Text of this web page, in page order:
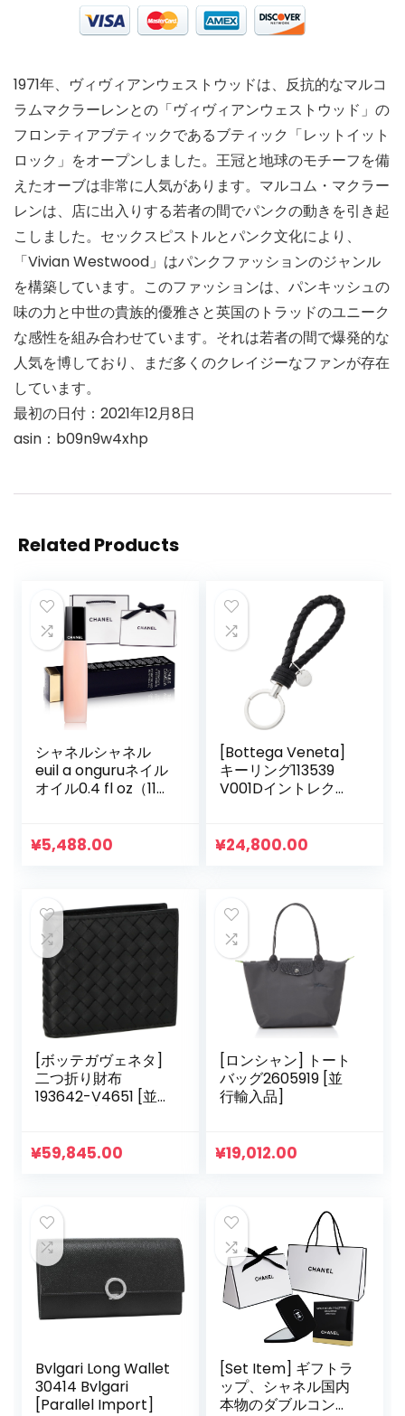
1971年、ヴィヴィアンウェストウッドは、反抗的なマルコ
ラムマクラーレンとの「ヴィヴィアンウェストウッド」の
フロンティアブティックであるブティック「レットイット
ロック」をオープンしました。王冠と地球のモチーフを備
えたオーブは非常に人気があります。マルコム・マクラー
レンは、店に出入りする若者の間でパンクの動きを引き起
こしました。セックスピストルとパンク文化により、
「Vivian Westwood」はパンクファッションのジャンル
を構築しています。このファッションは、パンキッシュの
味の力と中世の貴族的優雅さと英国のトラッドのユニーク
な感性を組み合わせています。それは若者の間で爆発的な
人気を博しており、まだ多くのクレイジーなファンが存在
しています。
最初の日付：2021年12月8日
asin：b09n9w4xhp
Related Products
シャネルシャネル
euil a onguruネイル
オイル0.4 fl oz（11
ボックスが含まれて
¥5,488.00
[Bottega Veneta]
キーリング113539
V001Dイントレクシ
Import]
¥24,800.00
[ボッテガヴェネタ]
二つ折り財布
193642-V4651 [並
¥59,845.00
[ロンシャン] トート
バッグ2605919 [並
行輸入品]
¥19,012.00
Bvlgari Long Wallet
30414 Bvlgari
[Parallel Import]
[Set Item] ギフトラ
ップ、シャネル国内
本物のダブルコンパ